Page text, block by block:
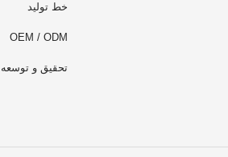
خط تولید
OEM / ODM
تحقیق و توسعه